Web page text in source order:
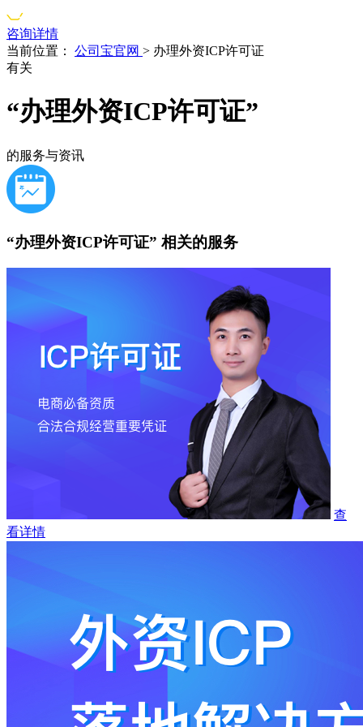
咨询详情
当前位置：
公司宝官网 > 办理外资ICP许可证
有关
“办理外资ICP许可证”
的服务与资讯
“办理外资ICP许可证” 相关的服务
查
看详情